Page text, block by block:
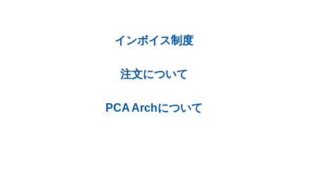
インボイス制度
注文について
PCA Archについて